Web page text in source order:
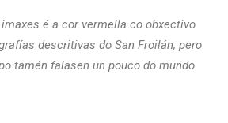
é a cor vermella co obxectivo
descritivas do San Froilán, pero
tamén falasen un pouco do mundo